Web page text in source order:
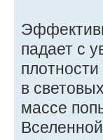
падает с
в
массе